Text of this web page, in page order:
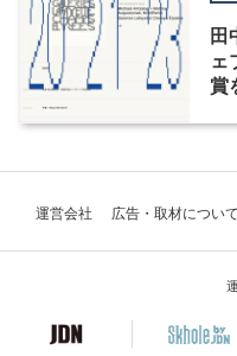
田
ェ
賞
運営会社 広告・取材について